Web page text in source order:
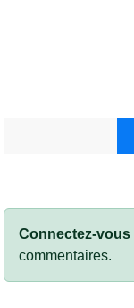
Connectez-vous
commentaires.